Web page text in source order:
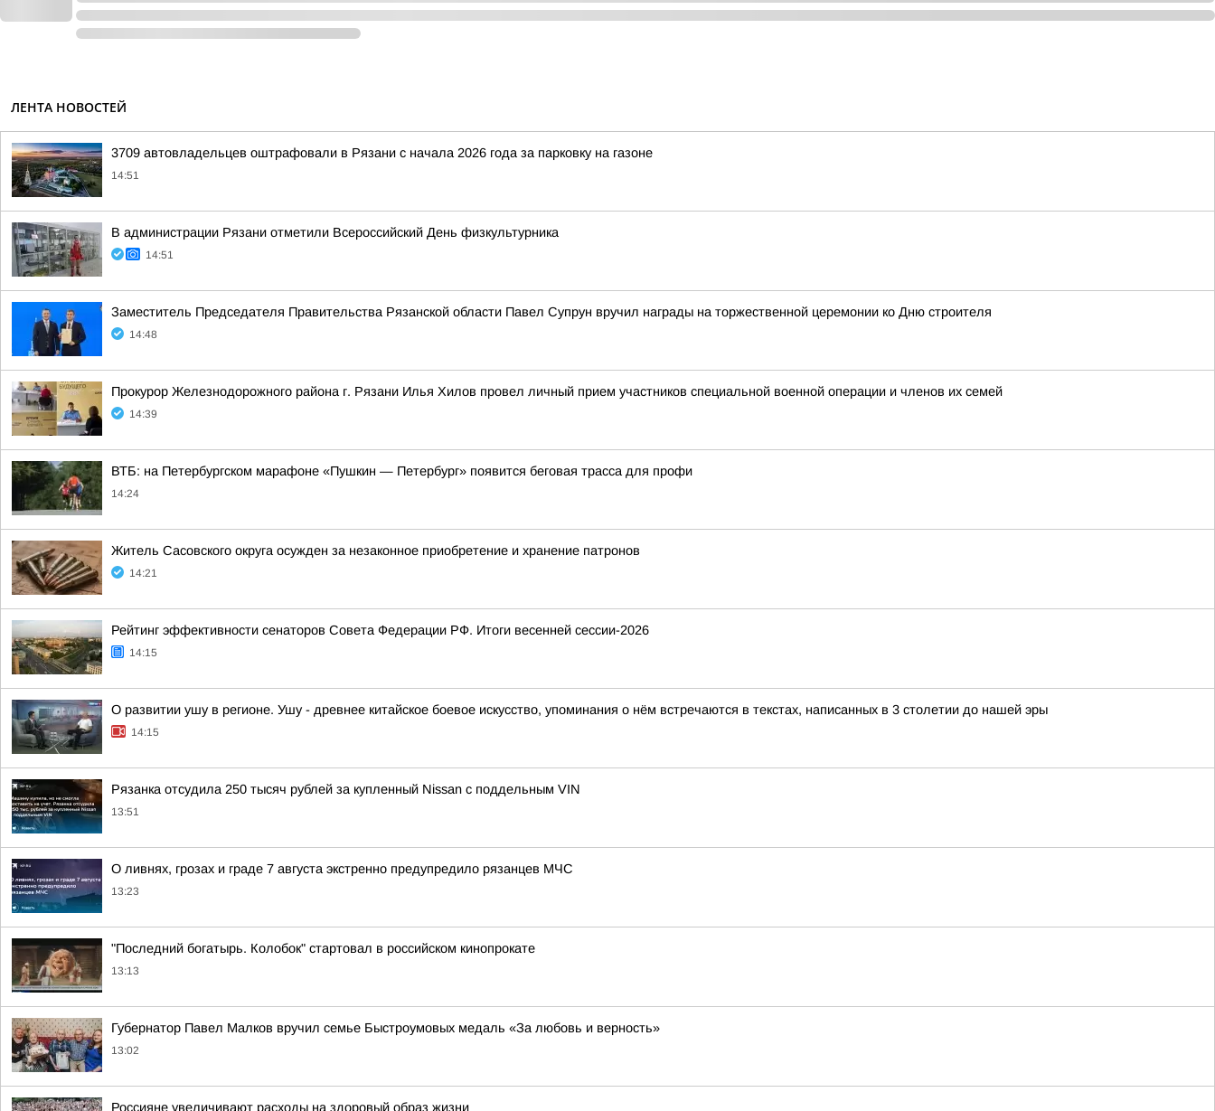
ЛЕНТА НОВОСТЕЙ
3709 автовладельцев оштрафовали в Рязани с начала 2026 года за парковку на газоне
14:51
В администрации Рязани отметили Всероссийский День физкультурника
14:51
Заместитель Председателя Правительства Рязанской области Павел Супрун вручил награды на торжественной церемонии ко Дню строителя
14:48
Прокурор Железнодорожного района г. Рязани Илья Хилов провел личный прием участников специальной военной операции и членов их семей
14:39
ВТБ: на Петербургском марафоне «Пушкин — Петербург» появится беговая трасса для профи
14:24
Житель Сасовского округа осужден за незаконное приобретение и хранение патронов
14:21
Рейтинг эффективности сенаторов Совета Федерации РФ. Итоги весенней сессии-2026
14:15
О развитии ушу в регионе. Ушу - древнее китайское боевое искусство, упоминания о нём встречаются в текстах, написанных в 3 столетии до нашей эры
14:15
Рязанка отсудила 250 тысяч рублей за купленный Nissan с поддельным VIN
13:51
О ливнях, грозах и граде 7 августа экстренно предупредило рязанцев МЧС
13:23
"Последний богатырь. Колобок" стартовал в российском кинопрокате
13:13
Губернатор Павел Малков вручил семье Быстроумовых медаль «За любовь и верность»
13:02
Россияне увеличивают расходы на здоровый образ жизни